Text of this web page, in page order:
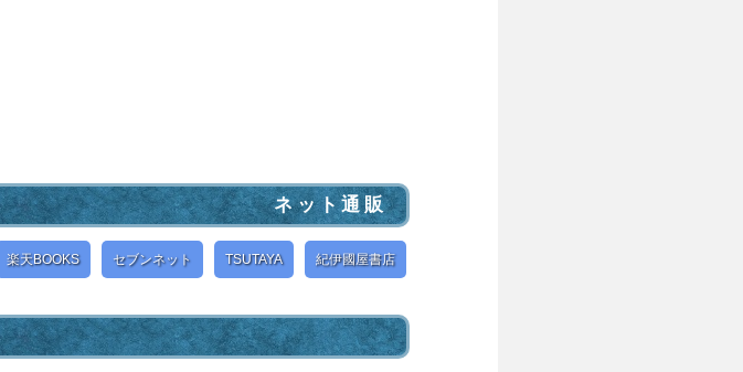
ネット通販
楽天BOOKS セブンネット TSUTAYA 紀伊國屋書店